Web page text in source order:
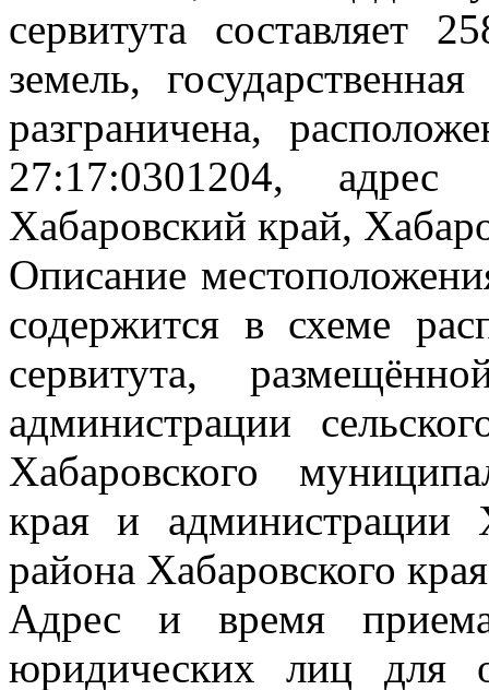
сервитута составляет
земель,
разграничена,
27:17:0301204, адрес
Хабаровский край,
Описание
содержится в схеме
сервитута,
администрации
Хабаровского
края и администрации
района Хабаровского
Адрес и время
юридических лиц для